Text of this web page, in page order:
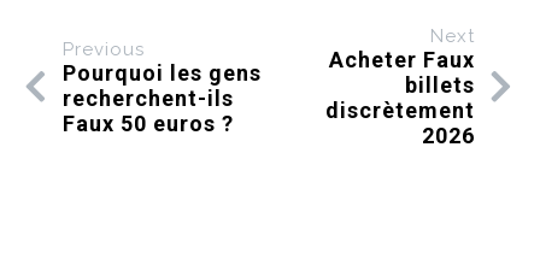
Previous
Pourquoi les gens
recherchent-ils
Faux 50 euros ?
Next
Acheter Faux
billets
discrètement
2026